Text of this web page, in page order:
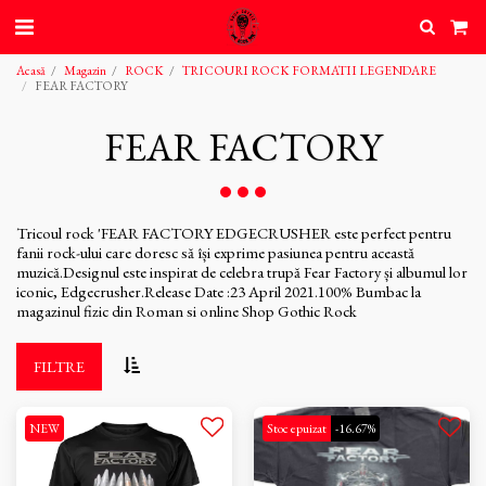
Acasă Magazin ROCK
TRICOURI ROCK FORMATII LEGENDARE
FEAR FACTORY
FEAR FACTORY
Tricoul rock 'FEAR FACTORY EDGECRUSHER este perfect pentru
fanii rock-ului care doresc să își exprime pasiunea pentru această
muzică.Designul este inspirat de celebra trupă Fear Factory și albumul lor
iconic, Edgecrusher.Release Date :23 April 2021.100% Bumbac la
magazinul fizic din Roman si online Shop Gothic Rock
FILTRE
NEW Stoc epuizat -16.67%